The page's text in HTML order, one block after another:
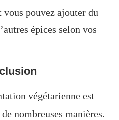
vous pouvez ajouter du
épices selon vos
végétarienne est
nombreuses manières.